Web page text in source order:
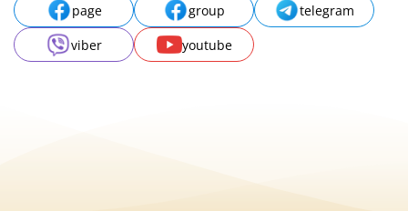
page group
telegram
viber
youtube